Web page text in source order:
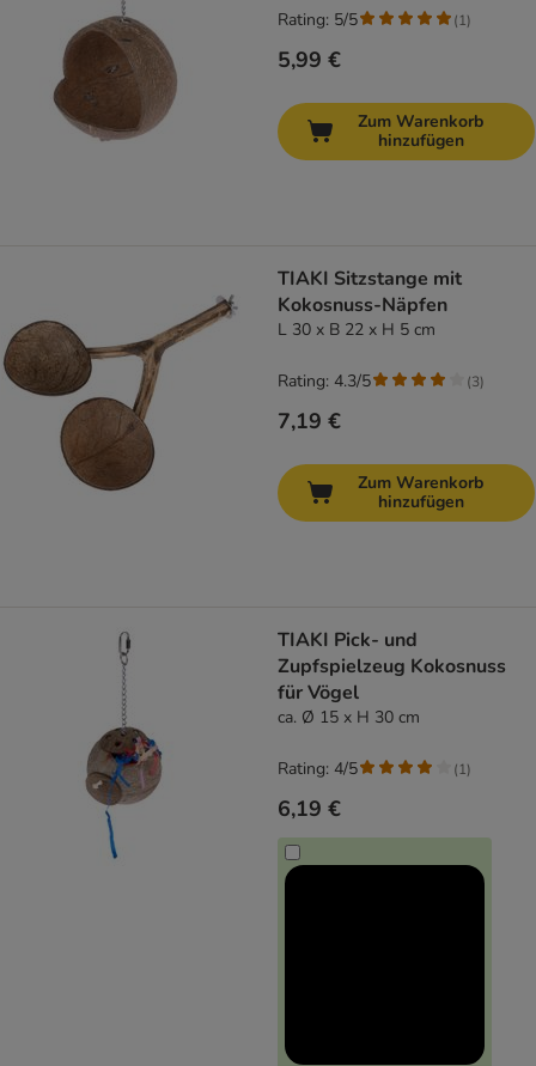
5,99 €
Rating: 5/5 (1)
Zum Warenkorb
hinzufügen
TIAKI Sitzstange mit
Kokosnuss-Näpfen
L 30 x B 22 x H 5 cm
7,19 €
Rating: 4.3/5 (3)
Zum Warenkorb
hinzufügen
TIAKI Pick- und
Zupfspielzeug Kokosnuss
für Vögel
ca. Ø 15 x H 30 cm
6,19 €
Rating: 4/5 (1)